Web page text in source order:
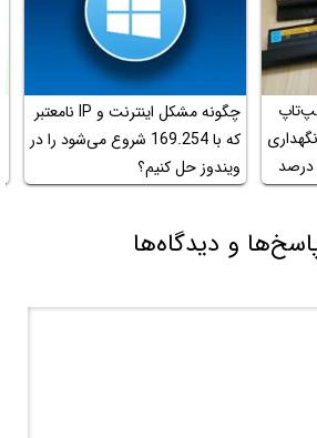
درصد
چگونه مشکل اینترنت و IP‌ نامعتبر
که با 169.254 شروع می‌شود را در
ویندوز حل کنیم؟
و دیدگاه‌ها